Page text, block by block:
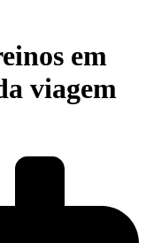
em
viagem